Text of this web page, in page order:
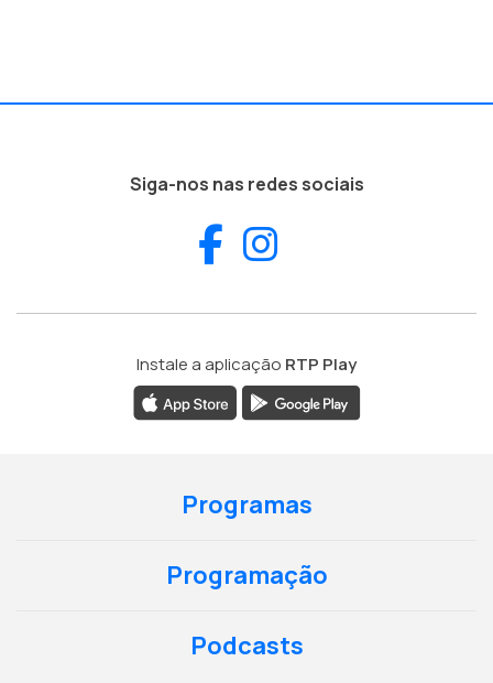
Siga-nos nas redes sociais
Facebook
Instale a aplicação RTP Play
Programas
Programação
Podcasts